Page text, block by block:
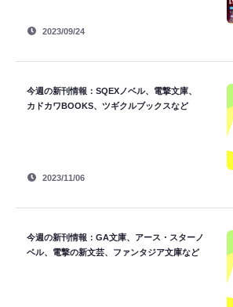
2023/09/24
今週の新刊情報：SQEXノベル、電撃文庫、
カドカワBOOKS、ツギクルブックスなど
2023/11/06
今週の新刊情報：GA文庫、アース・スターノ
ベル、電撃の新文芸、ファンタジア文庫など